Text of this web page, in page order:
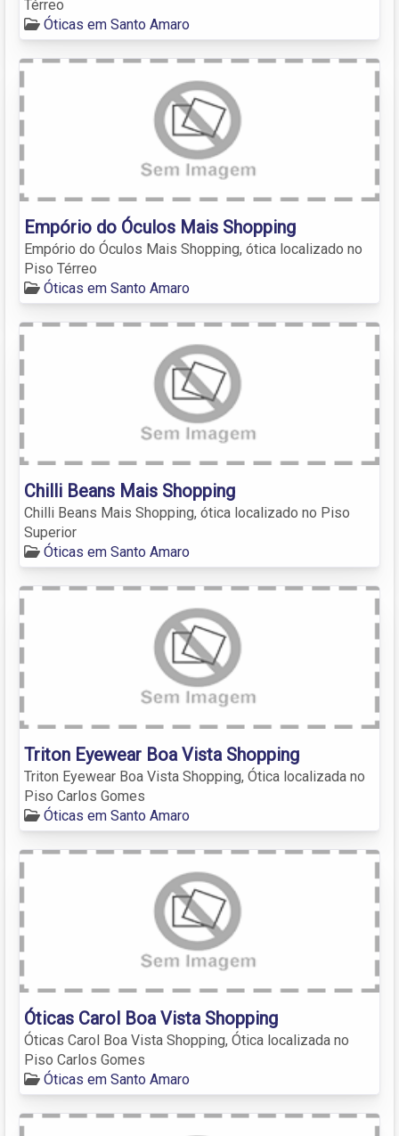
Térreo
Óticas em Santo Amaro
Empório do Óculos Mais Shopping
Empório do Óculos Mais Shopping, ótica localizado no
Piso Térreo
Óticas em Santo Amaro
Chilli Beans Mais Shopping
Chilli Beans Mais Shopping, ótica localizado no Piso
Superior
Óticas em Santo Amaro
Triton Eyewear Boa Vista Shopping
Triton Eyewear Boa Vista Shopping, Ótica localizada no
Piso Carlos Gomes
Óticas em Santo Amaro
Óticas Carol Boa Vista Shopping
Óticas Carol Boa Vista Shopping, Ótica localizada no
Piso Carlos Gomes
Óticas em Santo Amaro